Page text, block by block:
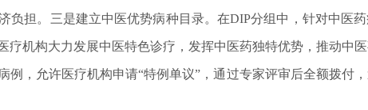
负担。三是建立中医优势病种目录。在DIP分组中，针对中医
机构大力发展中医特色诊疗，发挥中医药独特优势，推动中
，允许医疗机构申请“特例单议”，通过专家评审后全额拨付